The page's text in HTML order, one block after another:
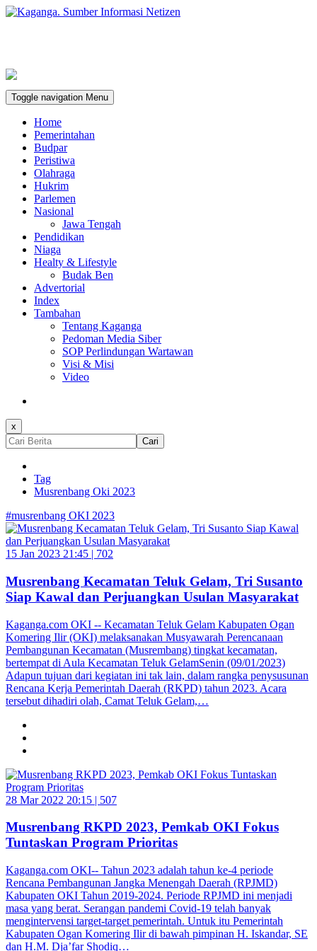
Toggle navigation Menu
Home
Pemerintahan
Budpar
Peristiwa
Olahraga
Hukrim
Parlemen
Nasional
Jawa Tengah
Pendidikan
Niaga
Healty & Lifestyle
Budak Ben
Advertorial
Index
Tambahan
Tentang Kaganga
Pedoman Media Siber
SOP Perlindungan Wartawan
Visi & Misi
Video
x
Cari
Tag
Musrenbang Oki 2023
#musrenbang OKI 2023
15 Jan 2023 21:45 | 702
Musrenbang Kecamatan Teluk Gelam, Tri Susanto
Siap Kawal dan Perjuangkan Usulan Masyarakat
Kaganga.com OKI -- Kecamatan Teluk Gelam Kabupaten Ogan
Komering Ilir (OKI) melaksanakan Musyawarah Perencanaan
Pembangunan Kecamatan (Musrembang) tingkat kecamatan,
bertempat di Aula Kecamatan Teluk GelamSenin (09/01/2023)
Adapun tujuan dari kegiatan ini tak lain, dalam rangka penysusunan
Rencana Kerja Pemerintah Daerah (RKPD) tahun 2023. Acara
tersebut dihadiri olah, Camat Teluk Gelam,…
28 Mar 2022 20:15 | 507
Musrenbang RKPD 2023, Pemkab OKI Fokus
Tuntaskan Program Prioritas
Kaganga.com OKI-- Tahun 2023 adalah tahun ke-4 periode
Rencana Pembangunan Jangka Menengah Daerah (RPJMD)
Kabupaten OKI Tahun 2019-2024. Periode RPJMD ini menjadi
masa yang berat. Serangan pandemi Covid-19 telah banyak
mengintervensi target-target pemerintah. Untuk itu Pemerintah
Kabupaten Ogan Komering Ilir di bawah pimpinan H. Iskandar, SE
dan H.M. Dja’far Shodiq…